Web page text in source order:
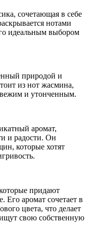
сочетающая в себе
нотами
идеальным выбором
природой и
из нот жасмина,
и утонченным.
аромат,
и радости. Он
которые хотят
придают
Его аромат сочетает в
цвета, что делает
свою собственную